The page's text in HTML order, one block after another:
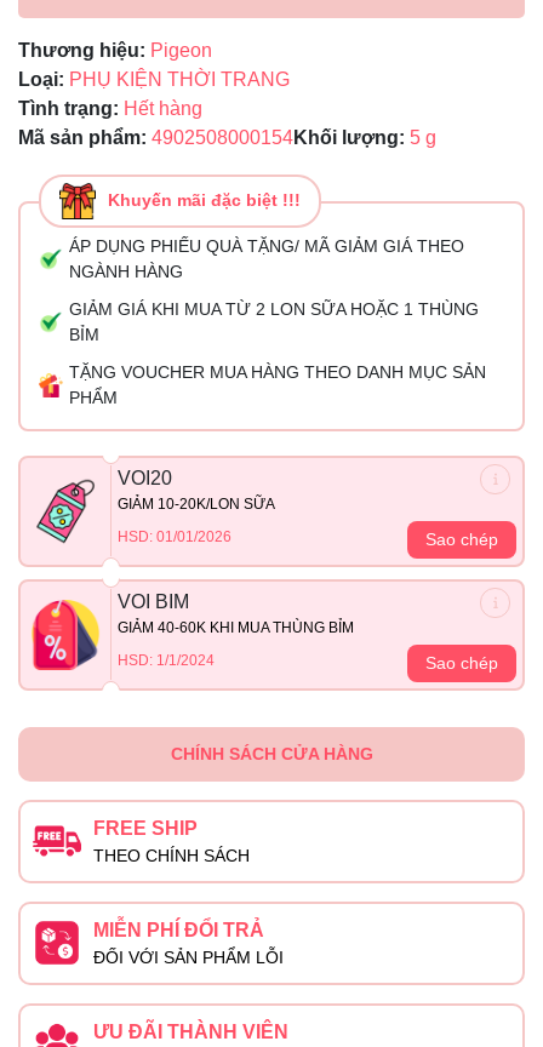
Thương hiệu: Pigeon
Loại: PHỤ KIỆN THỜI TRANG
Tình trạng: Hết hàng
Mã sản phẩm: 4902508000154Khối lượng: 5 g
Khuyến mãi đặc biệt !!!
ÁP DỤNG PHIẾU QUÀ TẶNG/ MÃ GIẢM GIÁ THEO
NGÀNH HÀNG
GIẢM GIÁ KHI MUA TỪ 2 LON SỮA HOẶC 1 THÙNG
BỈM
TẶNG VOUCHER MUA HÀNG THEO DANH MỤC SẢN
PHẨM
VOI20
GIẢM 10-20K/LON SỮA
HSD: 01/01/2026
Sao chép
VOI BIM
GIẢM 40-60K KHI MUA THÙNG BỈM
HSD: 1/1/2024
Sao chép
CHÍNH SÁCH CỬA HÀNG
FREE SHIP
THEO CHÍNH SÁCH
MIỄN PHÍ ĐỔI TRẢ
ĐỐI VỚI SẢN PHẨM LỖI
ƯU ĐÃI THÀNH VIÊN